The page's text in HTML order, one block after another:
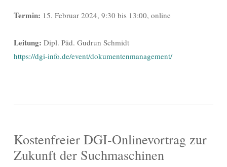
Termin: 15. Februar 2024, 9:30 bis 13:00, online
Leitung: Dipl. Päd. Gudrun Schmidt
https://dgi-info.de/event/dokumentenmanagement/
Kostenfreier DGI-Onlinevortrag zur
Zukunft der Suchmaschinen